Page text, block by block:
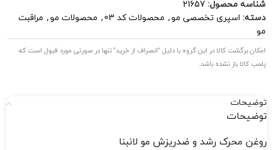
شناسه محصول: 21657
دسته: اسپری تخصصی مو, محصولات کد 03 , محصولات مو, مراقبت
مو
امکان برگشت کالا در این گروه با دلیل “انصراف از خرید” تنها در صورتی مورد قبول است که
پلمب کالا باز نشده باشد.
توضیحات
توضیحات
روغن محرک رشد و ضدریزش مو لانبنا